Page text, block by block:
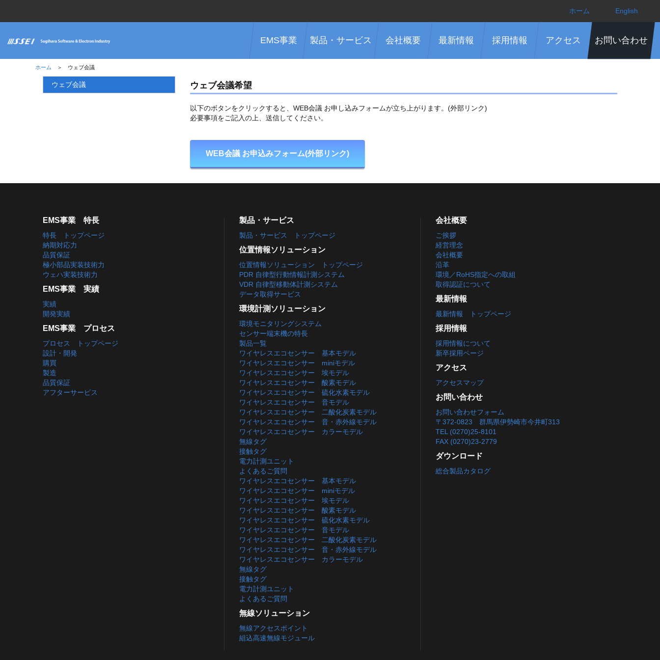
ホーム English
EMS事業 製品・サービス 会社概要 最新情報 採用情報 アクセス お問い合わせ
ホーム ＞ ウェブ会議
ウェブ会議 ウェブ会議希望
以下のボタンをクリックすると、WEB会議 お申し込みフォームが立ち上がります。(外部リンク)
必要事項をご記入の上、送信してください。
WEB会議 お申込みフォーム(外部リンク)
EMS事業 特長
特長 トップページ
納期対応力
品質保証
極小部品実装技術力
ウェハ実装技術力
EMS事業 実績
実績
開発実績
EMS事業 プロセス
プロセス トップページ
設計・開発
購買
製造
品質保証
アフターサービス
製品・サービス
製品・サービス トップページ
位置情報ソリューション
位置情報ソリューション トップページ
PDR 自律型行動情報計測システム
VDR 自律型移動体計測システム
データ取得サービス
環境計測ソリューション
環境モニタリングシステム
センサー端末機の特長
製品一覧
ワイヤレスエコセンサー 基本モデル
ワイヤレスエコセンサー miniモデル
ワイヤレスエコセンサー 埃モデル
ワイヤレスエコセンサー 酸素モデル
ワイヤレスエコセンサー 硫化水素モデル
ワイヤレスエコセンサー 音モデル
ワイヤレスエコセンサー 二酸化炭素モデル
ワイヤレスエコセンサー 音・赤外線モデル
ワイヤレスエコセンサー カラーモデル
無線タグ
接触タグ
電力計測ユニット
よくあるご質問
ワイヤレスエコセンサー 基本モデル
ワイヤレスエコセンサー miniモデル
ワイヤレスエコセンサー 埃モデル
ワイヤレスエコセンサー 酸素モデル
ワイヤレスエコセンサー 硫化水素モデル
ワイヤレスエコセンサー 音モデル
ワイヤレスエコセンサー 二酸化炭素モデル
ワイヤレスエコセンサー 音・赤外線モデル
ワイヤレスエコセンサー カラーモデル
無線タグ
接触タグ
電力計測ユニット
よくあるご質問
無線ソリューション
無線アクセスポイント
組込高速無線モジュール
会社概要
ご挨拶
経営理念
会社概要
沿革
環境／RoHS指定への取組
取得認証について
最新情報
最新情報 トップページ
採用情報
採用情報について
新卒採用ページ
アクセス
アクセスマップ
お問い合わせ
お問い合わせフォーム
〒372-0823 群馬県伊勢崎市今井町313
TEL (0270)25-8101
FAX (0270)23-2779
ダウンロード
総合製品カタログ